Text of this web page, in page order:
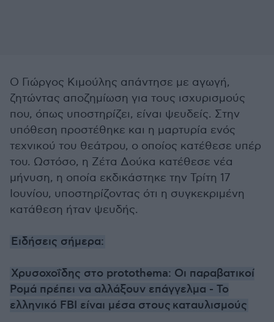
Ο Γιώργος Κιμούλης απάντησε με αγωγή,
ζητώντας αποζημίωση για τους ισχυρισμούς
που, όπως υποστηρίζει, είναι ψευδείς. Στην
υπόθεση προστέθηκε και η μαρτυρία ενός
τεχνικού του θεάτρου, ο οποίος κατέθεσε υπέρ
του. Ωστόσο, η Ζέτα Δούκα κατέθεσε νέα
μήνυση, η οποία εκδικάστηκε την Τρίτη 17
Ιουνίου, υποστηρίζοντας ότι η συγκεκριμένη
κατάθεση ήταν ψευδής.
Ειδήσεις σήμερα:
Χρυσοχοΐδης στο protothema: Οι παραβατικοί
Ρομά πρέπει να αλλάξουν επάγγελμα - Το
ελληνικό FBI είναι μέσα στους καταυλισμούς